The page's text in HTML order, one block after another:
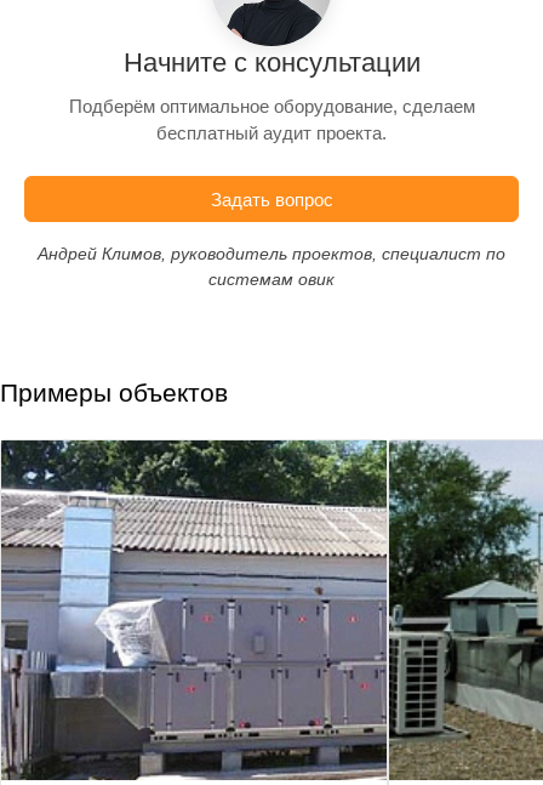
Начните с консультации
Подберём оптимальное оборудование, сделаем
бесплатный аудит проекта.
Задать вопрос
Андрей Климов, руководитель проектов, специалист по
системам овик
Примеры объектов